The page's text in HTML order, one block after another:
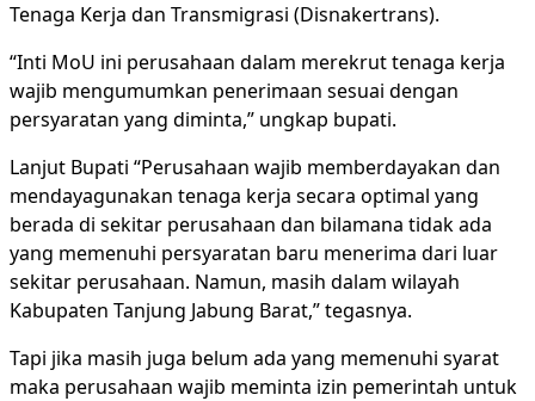
Tenaga Kerja dan Transmigrasi (Disnakertrans).
“Inti MoU ini perusahaan dalam merekrut tenaga kerja
wajib mengumumkan penerimaan sesuai dengan
persyaratan yang diminta,” ungkap bupati.
Lanjut Bupati “Perusahaan wajib memberdayakan dan
mendayagunakan tenaga kerja secara optimal yang
berada di sekitar perusahaan dan bilamana tidak ada
yang memenuhi persyaratan baru menerima dari luar
sekitar perusahaan. Namun, masih dalam wilayah
Kabupaten Tanjung Jabung Barat,” tegasnya.
Tapi jika masih juga belum ada yang memenuhi syarat
maka perusahaan wajib meminta izin pemerintah untuk